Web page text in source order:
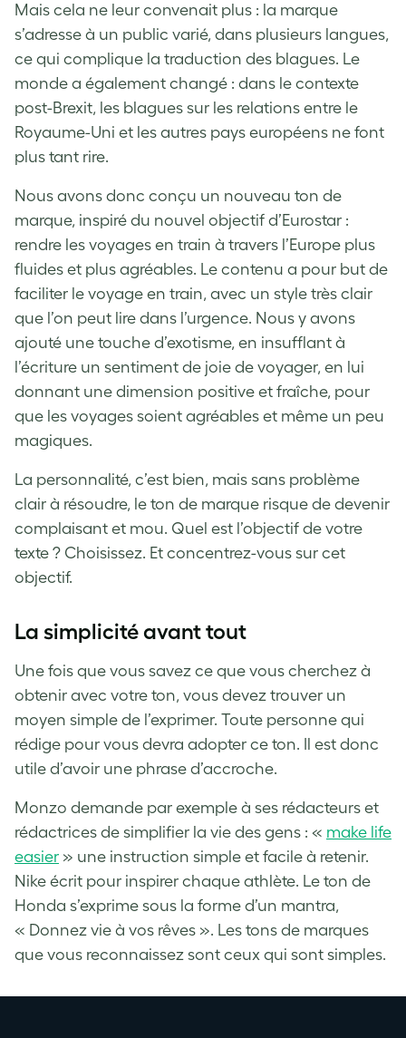
Mais cela ne leur convenait plus : la marque
s’adresse à un public varié, dans plusieurs langues,
ce qui complique la traduction des blagues. Le
monde a également changé : dans le contexte
post-Brexit, les blagues sur les relations entre le
Royaume-Uni et les autres pays européens ne font
plus tant rire.
Nous avons donc conçu un nouveau ton de
marque, inspiré du nouvel objectif d’Eurostar :
rendre les voyages en train à travers l’Europe plus
fluides et plus agréables. Le contenu a pour but de
faciliter le voyage en train, avec un style très clair
que l’on peut lire dans l’urgence. Nous y avons
ajouté une touche d’exotisme, en insufflant à
l’écriture un sentiment de joie de voyager, en lui
donnant une dimension positive et fraîche, pour
que les voyages soient agréables et même un peu
magiques.
La personnalité, c’est bien, mais sans problème
clair à résoudre, le ton de marque risque de devenir
complaisant et mou. Quel est l’objectif de votre
texte ? Choisissez. Et concentrez-vous sur cet
objectif.
La simplicité avant tout
Une fois que vous savez ce que vous cherchez à
obtenir avec votre ton, vous devez trouver un
moyen simple de l’exprimer. Toute personne qui
rédige pour vous devra adopter ce ton. Il est donc
utile d’avoir une phrase d’accroche.
Monzo demande par exemple à ses rédacteurs et
rédactrices de simplifier la vie des gens : « make life
easier » une instruction simple et facile à retenir.
Nike écrit pour inspirer chaque athlète. Le ton de
Honda s’exprime sous la forme d’un mantra,
« Donnez vie à vos rêves ». Les tons de marques
que vous reconnaissez sont ceux qui sont simples.